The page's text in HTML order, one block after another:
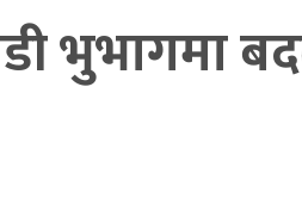
भुभागमा